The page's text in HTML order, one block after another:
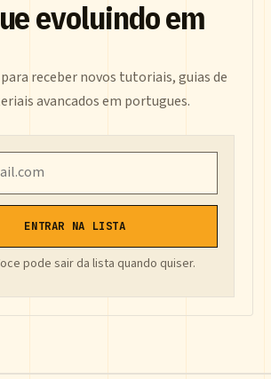
evoluindo em
receber novos tutoriais, guias de
avancados em portugues.
ENTRAR NA LISTA
pode sair da lista quando quiser.